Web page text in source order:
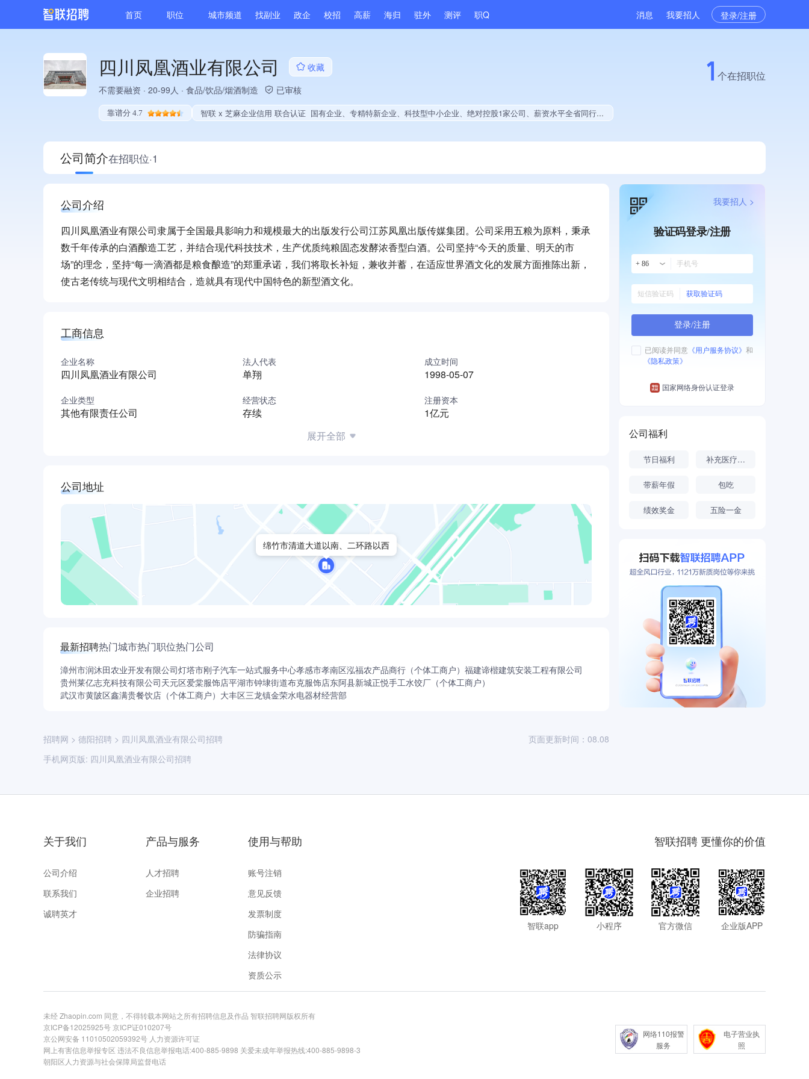
首页 职位 城市频道 找副业 政企 校招 高薪 海归 驻外 测评 职Q 消息 我要招人 登录/注册
四川凤凰酒业有限公司
收藏
不需要融资 · 20-99人 · 食品/饮品/烟酒制造 已审核
靠谱分 4.7 智联 x 芝麻企业信用 联合认证 国有企业、专精特新企业、科技型中小企业、绝对控股1家公司、薪资水平全省同行前50%、旗下品牌同行前5%、A级纳税人、多产业布局、拥有自主品牌、经营年限全国同行前5%、集团成员、创新型中小企业、拥有专利、拥有美术作品、拥有著作权
1 个在招职位
公司简介在招职位·1
公司介绍
四川凤凰酒业有限公司隶属于全国最具影响力和规模最大的出版发行公司江苏凤凰出版传媒集团。公司采用五粮为原料，秉承
数千年传承的白酒酿造工艺，并结合现代科技技术，生产优质纯粮固态发酵浓香型白酒。公司坚持“今天的质量、明天的市
场”的理念，坚持“每一滴酒都是粮食酿造”的郑重承诺，我们将取长补短，兼收并蓄，在适应世界酒文化的发展方面推陈出新，
使古老传统与现代文明相结合，造就具有现代中国特色的新型酒文化。
工商信息
企业名称
四川凤凰酒业有限公司
法人代表
单翔
成立时间
1998-05-07
企业类型
其他有限责任公司
经营状态
存续
注册资本
1亿元
展开全部
公司地址
绵竹市清道大道以南、二环路以西
最新招聘热门城市热门职位热门公司
漳州市润沐田农业开发有限公司灯塔市刚子汽车一站式服务中心孝感市孝南区泓福农产品商行（个体工商户） 福建谛楷建筑安装工程有限公司
贵州莱亿志充科技有限公司天元区爱棠服饰店平湖市钟埭街道布克服饰店东阿县新城正悦手工水饺厂（个体工商户）
武汉市黄陂区鑫满贵餐饮店（个体工商户） 大丰区三龙镇金荣水电器材经营部
招聘网 > 德阳招聘 > 四川凤凰酒业有限公司招聘
手机网页版: 四川凤凰酒业有限公司招聘
页面更新时间：08.08
验证码登录/注册
+ 86
获取验证码
登录/注册
已阅读并同意 《用户服务协议》 和
《隐私政策》
国家网络身份认证登录
我要招人 >
公司福利
节日福利 补充医疗保险
带薪年假 包吃
绩效奖金 五险一金
关于我们
公司介绍
联系我们
诚聘英才
产品与服务
人才招聘
企业招聘
使用与帮助
账号注销
意见反馈
发票制度
防骗指南
法律协议
资质公示
智联招聘 更懂你的价值
智联app 小程序 官方微信 企业版APP
未经 Zhaopin.com 同意，不得转载本网站之所有招聘信息及作品 智联招聘网版权所有
京ICP备12025925号京ICP证010207号
京公网安备 11010502059392号 人力资源许可证
网上有害信息举报专区 违法不良信息举报电话:400-885-9898 关爱未成年举报热线:400-885-9898-3
朝阳区人力资源与社会保障局监督电话
网络110报警
服务
电子营业执
照